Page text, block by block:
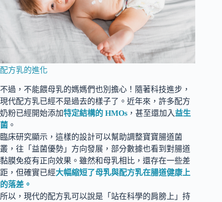
配方乳的進化
不過，不能餵母乳的媽媽們也別擔心！隨著科技進步，
現代配方乳已經不是過去的樣子了。近年來，許多配方
奶粉已經開始添加特定結構的 HMOs ，甚至還加入 益生
菌 。
臨床研究顯示，這樣的設計可以幫助調整寶寶腸道菌
叢，往「益菌優勢」方向發展，部分數據也看到對腸道
黏膜免疫有正向效果。雖然和母乳相比，還存在一些差
距，但確實已經大幅縮短了母乳與配方乳在腸道健康上
的落差。
所以，現代的配方乳可以說是「站在科學的肩膀上」持